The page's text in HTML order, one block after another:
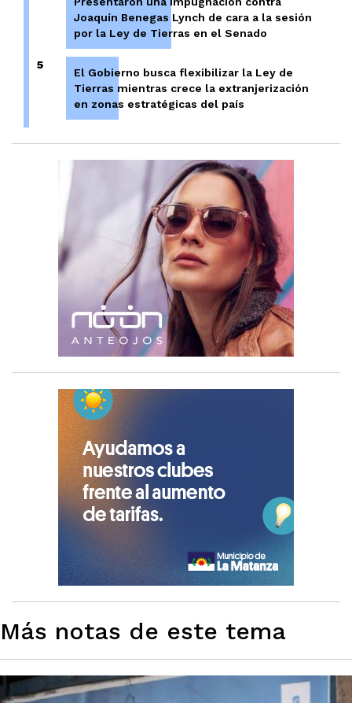
Joaquín Benegas Lynch de cara a la sesión
por la Ley de Tierras en el Senado
5
El Gobierno busca flexibilizar la Ley de
Tierras mientras crece la extranjerización
en zonas estratégicas del país
Más notas de este tema